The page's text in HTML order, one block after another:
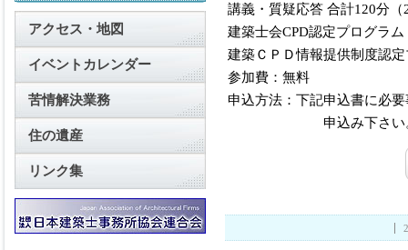
講義・質疑応答 合計120分（
建築士会CPD認定プログラム
建築ＣＰＤ情報提供制度認
参加費：無料
申込方法：下記申込書に必
申込み下さい
アクセス・地図
イベントカレンダー
苦情解決業務
住の遺産
リンク集